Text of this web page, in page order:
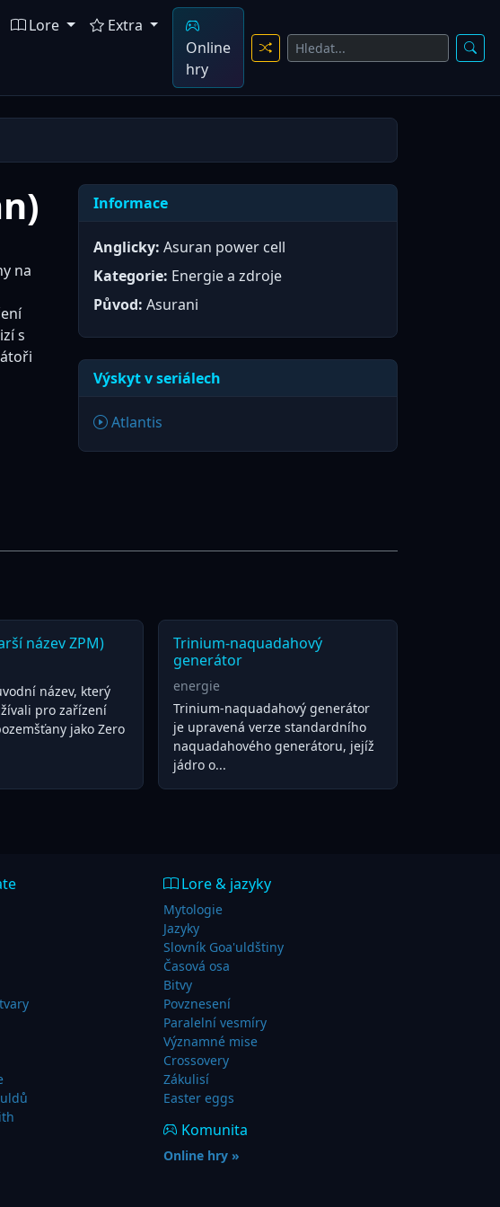
Lore
Extra
Online
hry
na
s
Informace
Anglicky: Asuran power cell
Kategorie: Energie a zdroje
Původ: Asurani
Výskyt v seriálech
Atlantis
název ZPM)
název, který
pro zařízení
jako Zero
Trinium-naquadahový
generátor
energie
Trinium-naquadahový generátor
je upravená verze standardního
naquadahového generátoru, jejíž
jádro o...
Lore & jazyky
Mytologie
Jazyky
Slovník Goa'uldštiny
Časová osa
Bitvy
Povznesení
Paralelní vesmíry
Významné mise
Crossovery
Zákulisí
Easter eggs
Komunita
Online hry »